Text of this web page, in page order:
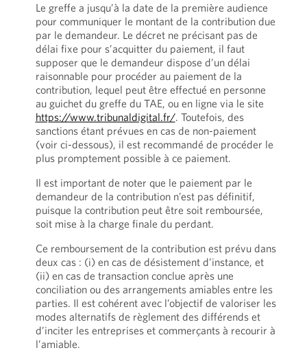
Le greffe a jusqu’à la date de la première audience
pour communiquer le montant de la contribution due
par le demandeur. Le décret ne précisant pas de
délai fixe pour s’acquitter du paiement, il faut
supposer que le demandeur dispose d’un délai
raisonnable pour procéder au paiement de la
contribution, lequel peut être effectué en personne
au guichet du greffe du TAE, ou en ligne via le site
https://www.tribunaldigital.fr/. Toutefois, des
sanctions étant prévues en cas de non-paiement
(voir ci-dessous), il est recommandé de procéder le
plus promptement possible à ce paiement.
Il est important de noter que le paiement par le
demandeur de la contribution n’est pas définitif,
puisque la contribution peut être soit remboursée,
soit mise à la charge finale du perdant.
Ce remboursement de la contribution est prévu dans
deux cas : (i) en cas de désistement d’instance, et
(ii) en cas de transaction conclue après une
conciliation ou des arrangements amiables entre les
parties. Il est cohérent avec l’objectif de valoriser les
modes alternatifs de règlement des différends et
d’inciter les entreprises et commerçants à recourir à
l’amiable.